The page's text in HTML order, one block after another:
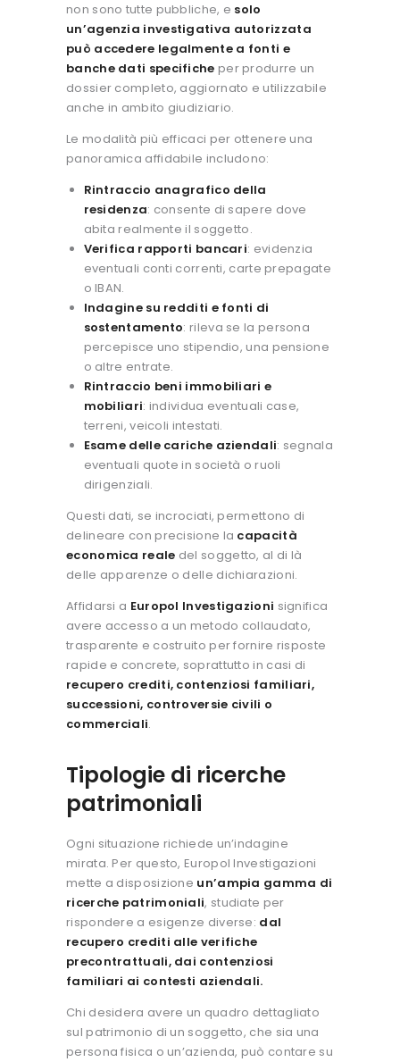
non sono tutte pubbliche, e solo
un’agenzia investigativa autorizzata
può accedere legalmente a fonti e
banche dati specifiche per produrre un
dossier completo, aggiornato e utilizzabile
anche in ambito giudiziario.
Le modalità più efficaci per ottenere una
panoramica affidabile includono:
Rintraccio anagrafico della
residenza: consente di sapere dove
abita realmente il soggetto.
Verifica rapporti bancari: evidenzia
eventuali conti correnti, carte prepagate
o IBAN.
Indagine su redditi e fonti di
sostentamento: rileva se la persona
percepisce uno stipendio, una pensione
o altre entrate.
Rintraccio beni immobiliari e
mobiliari: individua eventuali case,
terreni, veicoli intestati.
Esame delle cariche aziendali: segnala
eventuali quote in società o ruoli
dirigenziali.
Questi dati, se incrociati, permettono di
delineare con precisione la capacità
economica reale del soggetto, al di là
delle apparenze o delle dichiarazioni.
Affidarsi a Europol Investigazioni significa
avere accesso a un metodo collaudato,
trasparente e costruito per fornire risposte
rapide e concrete, soprattutto in casi di
recupero crediti, contenziosi familiari,
successioni, controversie civili o
commerciali.
Tipologie di ricerche
patrimoniali
Ogni situazione richiede un’indagine
mirata. Per questo, Europol Investigazioni
mette a disposizione un’ampia gamma di
ricerche patrimoniali, studiate per
rispondere a esigenze diverse: dal
recupero crediti alle verifiche
precontrattuali, dai contenziosi
familiari ai contesti aziendali.
Chi desidera avere un quadro dettagliato
sul patrimonio di un soggetto, che sia una
persona fisica o un’azienda, può contare su